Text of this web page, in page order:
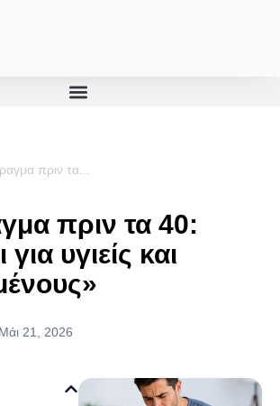
πριν τα...
πριν τα 40:
υγιείς και
Μάι 21, 2026